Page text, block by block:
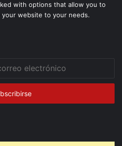
with options that allow you to
website to your needs.